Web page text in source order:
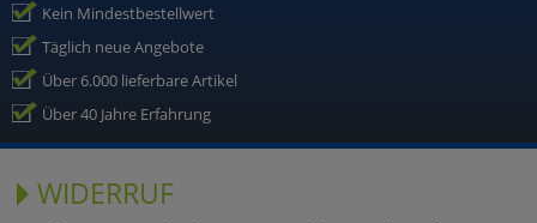
Kein Mindestbestellwert
Täglich neue Angebote
Über 6.000 lieferbare Artikel
Über 40 Jahre Erfahrung
WIDERRUF